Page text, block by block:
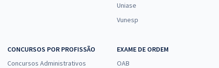
Uniase
Vunesp
CONCURSOS POR PROFISSÃO
Concursos Administrativos
EXAME DE ORDEM
OAB